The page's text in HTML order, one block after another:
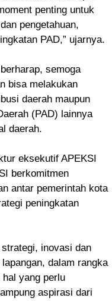
penting untuk
pengetahuan,
PAD,” ujarnya.
semoga
bisa melakukan
daerah maupun
(PAD) lainnya
daerah.
eksekutif APEKSI
berkomitmen
antar pemerintah kota
peningkatan
inovasi dan
dalam rangka
yang perlu
aspirasi dari